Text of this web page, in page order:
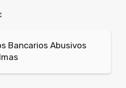
Bancarios Abusivos